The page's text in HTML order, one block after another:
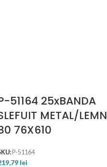
51164 25xBANDA
METAL/LEMN
76X610
P-51164
lei